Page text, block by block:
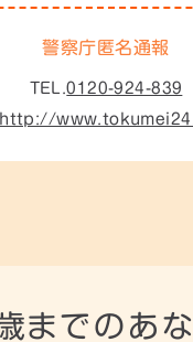
警察庁匿名通報
TEL.0120-924-839
http://
までのあ